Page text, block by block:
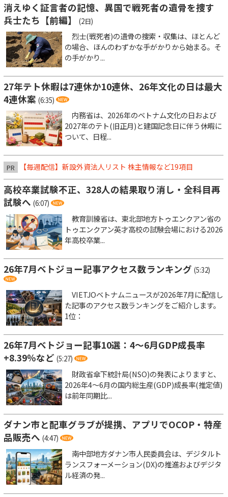
消えゆく証言者の記憶、異国で戦死者の遺骨を捜す
兵士たち【前編】
(2日)
烈士(戦死者)の遺骨の捜索・収集は、ほとんど
の場合、ほんのわずかな手がかりから始まる。そ
の手がかり...
27年テト休暇は7連休か10連休、26年文化の日は最大
4連休案 (6:35)
内務省は、2026年のベトナム文化の日および
2027年のテト(旧正月)と建国記念日に伴う休暇に
ついて、日程...
PR 【毎週配信】新設外資法人リスト 株主情報など19項目
高校卒業試験不正、328人の結果取り消し・全科目再
試験へ (6:07)
教育訓練省は、東北部地方トゥエンクアン省の
トゥエンクアン英才高校の試験会場における2026
年高校卒業...
26年7月ベトジョー記事アクセス数ランキング (5:32)
VIETJOベトナムニュースが2026年7月に配信し
た記事のアクセス数ランキングをご紹介します。
1位：
26年7月ベトジョー記事10選：4～6月GDP成長率
+8.39％など (5:27)
財政省傘下統計局(NSO)の発表によりますと、
2026年4～6月の国内総生産(GDP)成長率(推定値)
は前年同期比...
ダナン市と配車グラブが提携、アプリでOCOP・特産
品販売へ (4:47)
南中部地方ダナン市人民委員会は、デジタルト
ランスフォーメーション(DX)の推進およびデジタ
ル経済の発...